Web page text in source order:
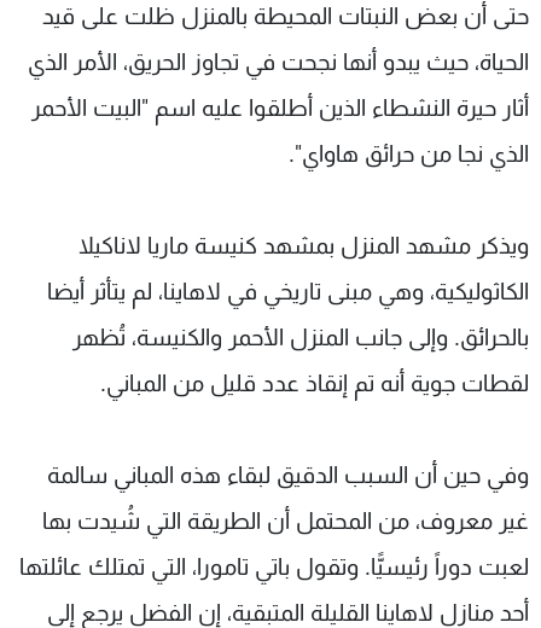
حتى أن بعض النبتات المحيطة بالمنزل ظلت على قيد
الحياة، حيث يبدو أنها نجحت في تجاوز الحريق، الأمر الذي
أثار حيرة النشطاء الذين أطلقوا عليه اسم "البيت الأحمر
الذي نجا من حرائق هاواي".
ويذكر مشهد المنزل بمشهد كنيسة ماريا لاناكيلا
الكاثوليكية، وهي مبنى تاريخي في لاهاينا، لم يتأثر أيضا
بالحرائق. وإلى جانب المنزل الأحمر والكنيسة، تُظهر
لقطات جوية أنه تم إنقاذ عدد قليل من المباني.
وفي حين أن السبب الدقيق لبقاء هذه المباني سالمة
غير معروف، من المحتمل أن الطريقة التي شُيدت بها
لعبت دوراً رئيسيًّا. وتقول باتي تامورا، التي تمتلك عائلتها
أحد منازل لاهاينا القليلة المتبقية، إن الفضل يرجع إلى